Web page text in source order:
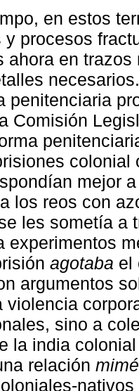
en estos
y procesos
ahora en
penitenciaria
Comisión
colonial
mejor
los reos con
les sometía a
experimentos
agotaba el
argumentos
violencia
sino a
la india
relación